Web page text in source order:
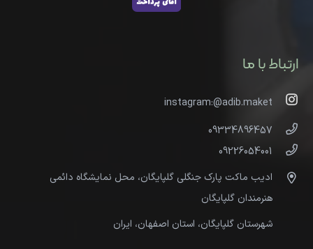
ارتباط با ما
instagram:@adib.maket
09334896457
09226054001
ادیب ماکت پارک جنگلی گلپایگان، محل نمایشگاه دائمی
هنرمندان گلپایگان
شهرستان گلپایگان، استان اصفهان، ایران